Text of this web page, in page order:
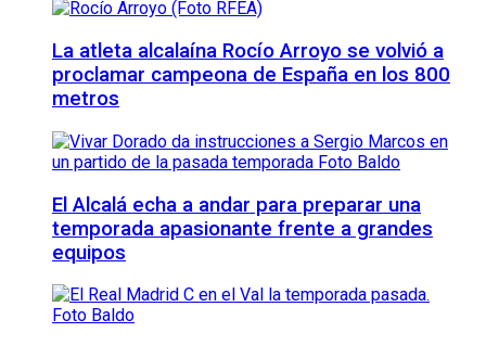
La atleta alcalaína Rocío Arroyo se volvió a
proclamar campeona de España en los 800
metros
El Alcalá echa a andar para preparar una
temporada apasionante frente a grandes
equipos